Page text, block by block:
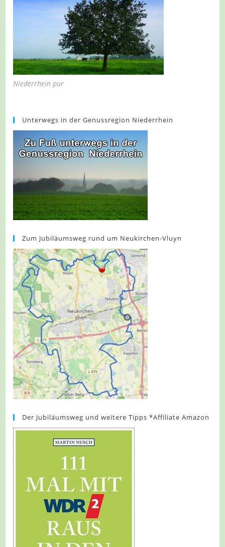
Niederrhein pur
Unterwegs in der Genussregion Niederrhein
Zum Jubiläumsweg rund um Neukirchen-Vluyn
Der Jubiläumsweg und weitere Tipps *Affiliate Amazon